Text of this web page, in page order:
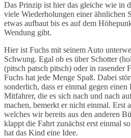
Das Prinzip ist hier das gleiche wie in
viele Wiederholungen einer ähnlichen
etwas aufbaut bis es auf dem
Wendung gibt.
Hier ist Fuchs mit seinem Auto
Schwung. Egal ob es über Schotter
(pitsch patsch pitsch) oder in rasender
Fuchs hat jede Menge Spaß. Dabei
sonderlich, dass er einmal gegen
Mitfahrer, die es sich nach und nach
machen, bemerkt er nicht einmal. Erst
welches wir bereits aus den anderen
klappt die Fahrt zunächst erst einmal
hat das Kind eine Idee.